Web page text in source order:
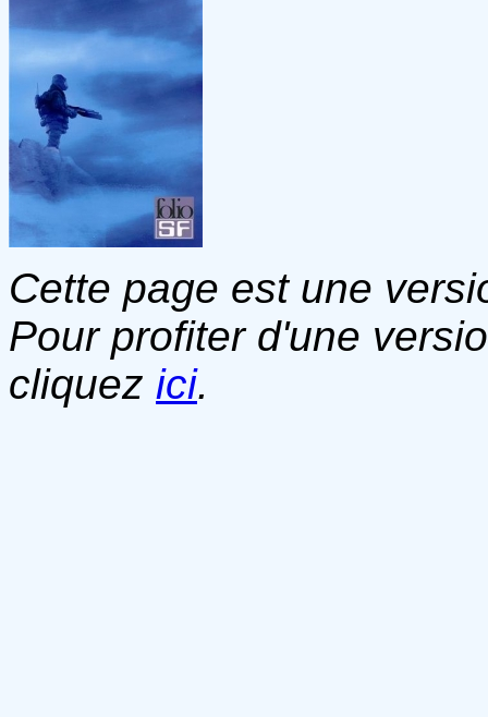
Cette page est une
Pour profiter d'une
cliquez ici.